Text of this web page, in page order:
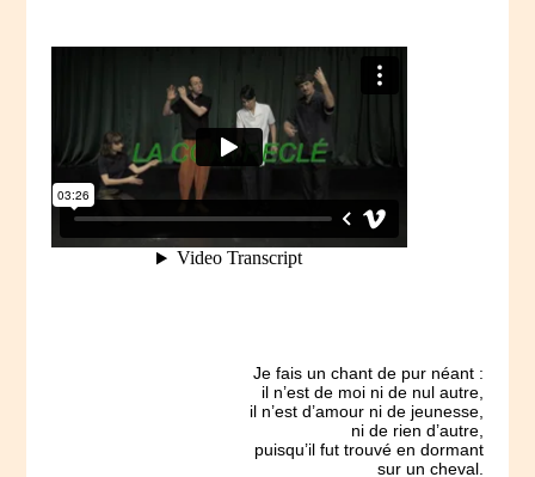
Je fais un chant de pur néant :
il n’est de moi ni de nul autre,
il n’est d’amour ni de jeunesse,
ni de rien d’autre,
puisqu’il fut trouvé en dormant
sur un cheval.